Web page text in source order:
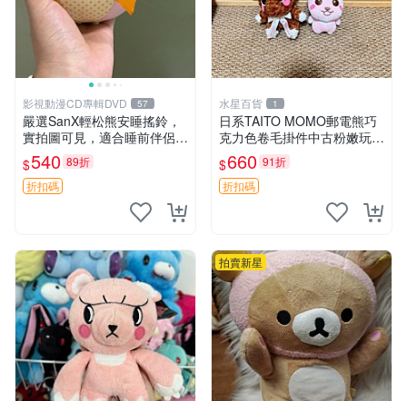
影視動漫CD專輯DVD 57
嚴選SanX輕松熊安睡搖鈴，
實拍圖可見，適合睡前伴侶，
Picks安撫好物 0325 懸吊 電
腦
$540 89折
折扣碼
水星百貨 1
日系TAITO MOMO郵電熊巧
克力色卷毛掛件中古粉嫩玩偶
微瑕推薦 postpet momo 郵
電熊 中古玩偶
$660 91折
折扣碼
拍賣新星